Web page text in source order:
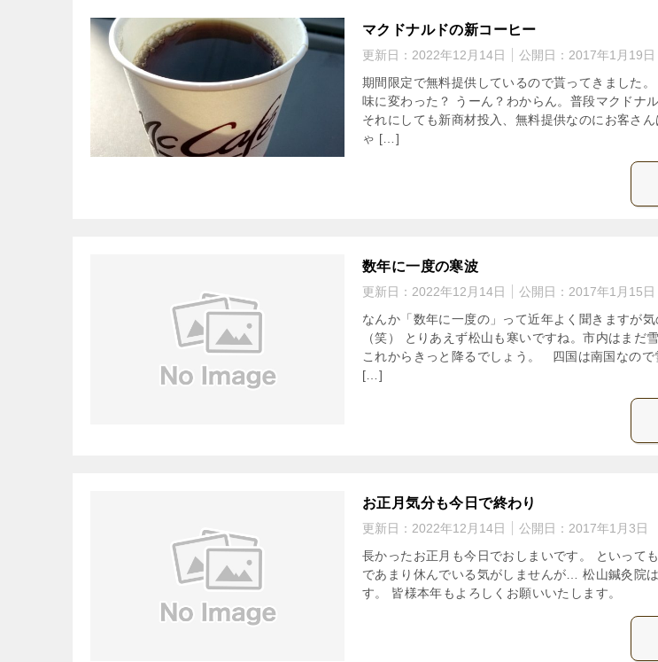
マクドナルドの新コーヒー
更新日： 2022年12月14日 公開日： 2017年1月19日
期間限定で無料提供しているので貰ってきました
味に変わった？ うーん？わからん。普段マクドナ
それにしても新商材投入、無料提供なのにお客さ
ゃ […]
数年に一度の寒波
更新日： 2022年12月14日 公開日： 2017年1月15日
なんか「数年に一度の」って近年よく聞きますが
（笑） とりあえず松山も寒いですね。市内はまだ
これからきっと降るでしょう。 四国は南国なので
[…]
お正月気分も今日で終わり
更新日： 2022年12月14日 公開日： 2017年1月3日
長かったお正月も今日でおしまいです。 といって
であまり休んでいる気がしませんが… 松山鍼灸院
す。 皆様本年もよろしくお願いいたします。